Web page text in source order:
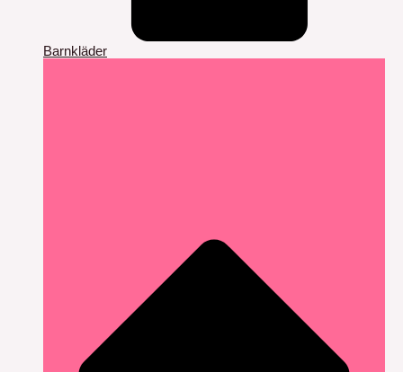
Barnkläder